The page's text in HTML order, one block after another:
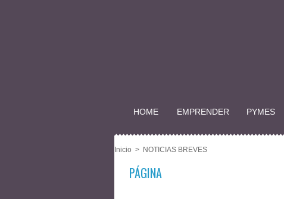
HOME EMPRENDER PYMES
Inicio > NOTICIAS BREVES
PÁGINA